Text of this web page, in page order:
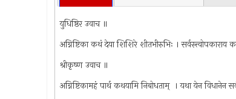
युधिष्ठिर उवाच ॥
अग्निष्टिका कथं देया शिशिरे शीतभीरुभिः ।
श्रीकृष्ण उवाच ॥
अग्निष्टिकामहं पार्थ कथयामि निबोधताम् ‍ । यथा येन विधानेन